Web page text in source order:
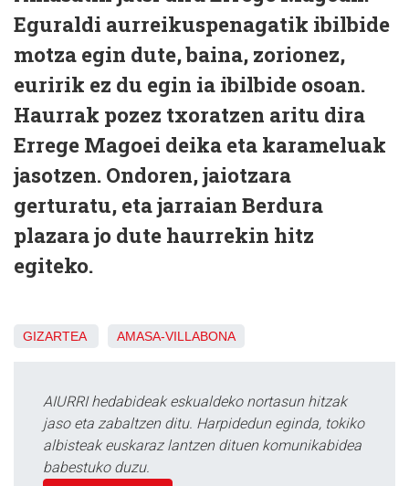
Eguraldi aurreikuspenagatik ibilbide
motza egin dute, baina, zorionez,
euririk ez du egin ia ibilbide osoan.
Haurrak pozez txoratzen aritu dira
Errege Magoei deika eta karameluak
jasotzen. Ondoren, jaiotzara
gerturatu, eta jarraian Berdura
plazara jo dute haurrekin hitz
egiteko.
GIZARTEA AMASA-VILLABONA
AIURRI hedabideak eskualdeko nortasun hitzak
jaso eta zabaltzen ditu. Harpidedun eginda, tokiko
albisteak euskaraz lantzen dituen komunikabidea
babestuko duzu.